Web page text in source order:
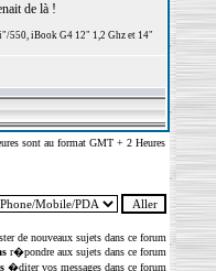
de là !
550, iBook G4 12" 1,2 Ghz et 14"
sont au format GMT + 2 Heures
de nouveaux sujets dans ce forum
r�pondre aux sujets dans ce forum
�diter vos messages dans ce forum